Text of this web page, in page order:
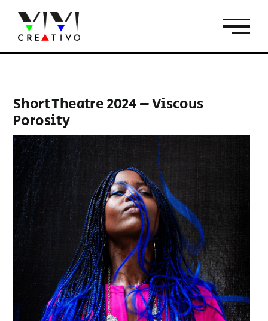
contenuto
Short Theatre 2024 – Viscous
Porosity